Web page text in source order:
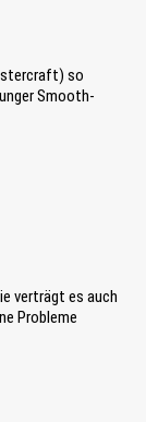
so
Smooth-
verträgt es auch
Probleme